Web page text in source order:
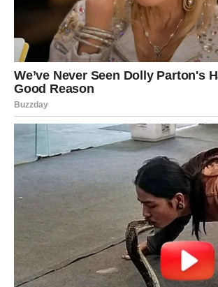
JEDNA OSOBA DONOSI
POZITIVNU
Tokom narednog perioda važnu ulogu
osoba koja ulazi u vaš život ili neko ko je
svakodnevice.
Ta osoba donosi energiju podrške,
priliku koju ne biste trebali zanemariti.
Ponekad jedan razgovor promijeni više
planiranja.